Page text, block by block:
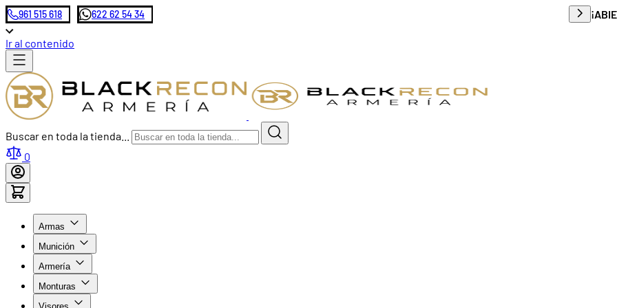
Envío
961 515 618 622 62 54 34
Ir al contenido
Buscar en toda la tienda...
0
Armas
Munición
Armería
Monturas